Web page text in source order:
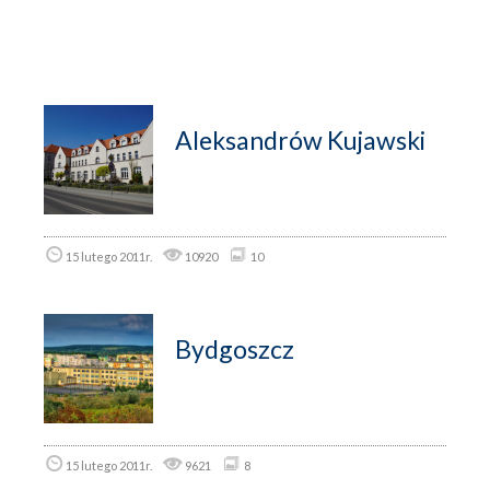
Aleksandrów Kujawski
15 lutego 2011r. 10920 10
Bydgoszcz
15 lutego 2011r. 9621 8